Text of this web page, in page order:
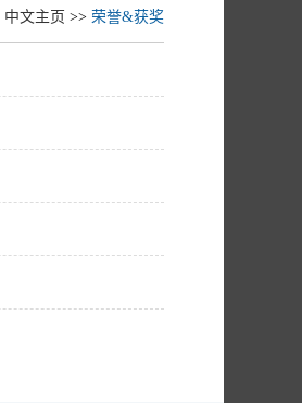
中文主页 >> 荣誉&获奖